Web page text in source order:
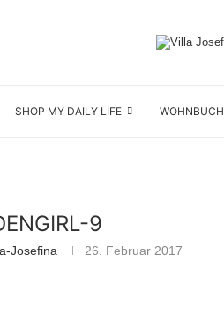
SHOP MY DAILY LIFE WOHNBUCH
9
Josefina 26. Februar 2017